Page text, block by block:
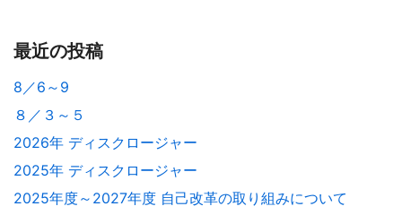
最近の投稿
8／6～9
８／３～５
2026年 ディスクロージャー
2025年 ディスクロージャー
2025年度～2027年度 自己改革の取り組みについて